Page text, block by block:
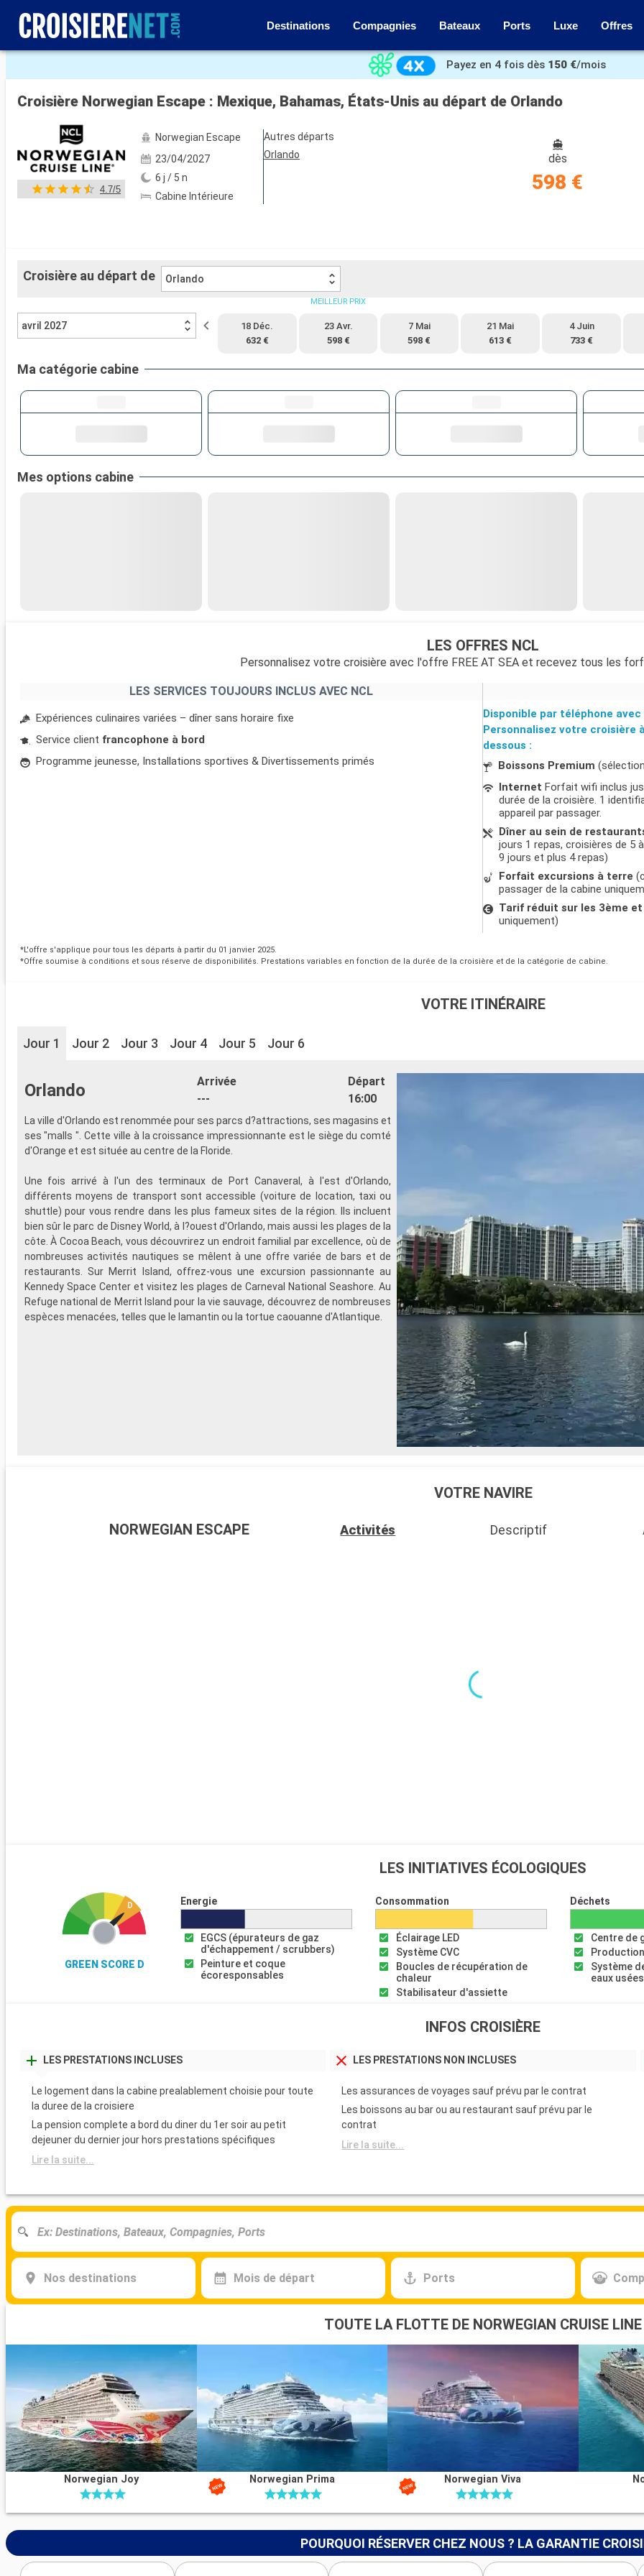
Destinations Compagnies Bateaux Ports Luxe Offres
Voir les 55 autres photos
Payez en 4 fois dès 150 €/mois
Croisière Norwegian Escape : Mexique, Bahamas, États-Unis au départ de Orlando
4.7/5
Norwegian Escape
23/04/2027
6 j / 5 n
Cabine Intérieure
Autres départs
Orlando
dès
598 €
Croisière au départ de Orlando
avril 2027
18 Déc.
632 €
MEILLEUR PRIX
23 Avr.
598 €
7 Mai
598 €
21 Mai
613 €
4 Juin
733 €
Ma catégorie cabine
Mes options cabine
LES OFFRES NCL
Personnalisez votre croisière avec l'offre FREE AT SEA et recevez tous les
LES SERVICES TOUJOURS INCLUS AVEC NCL
Expériences culinaires variées – dîner sans horaire fixe
Service client francophone à bord
Programme jeunesse, Installations sportives & Divertissements primés
Disponible par téléphone
Personnalisez votre croisière
dessous :
Boissons Premium
Internet Forfait wifi inclus
durée de la croisière. 1
appareil par passager.
Dîner au sein de
jours 1 repas, croisières de 5
9 jours et plus 4 repas)
Forfait excursions à terre
passager de la cabine
Tarif réduit sur les 3ème
uniquement)
*L'offre s'applique pour tous les départs à partir du 01 janvier 2025.
*Offre soumise à conditions et sous réserve de disponibilités. Prestations variables en fonction de la durée de la croisière et de la catégorie de cabine.
VOTRE ITINÉRAIRE
Jour 1 Jour 2 Jour 3 Jour 4 Jour 5 Jour 6
Orlando
Arrivée
---
Départ
16:00
La ville d'Orlando est renommée pour ses parcs d?attractions, ses magasins et
ses "malls ". Cette ville à la croissance impressionnante est le siège du comté
d'Orange et est située au centre de la Floride.
Une fois arrivé à l'un des terminaux de Port Canaveral, à l'est d'Orlando,
différents moyens de transport sont accessible (voiture de location, taxi ou
shuttle) pour vous rendre dans les plus fameux sites de la région. Ils incluent
bien sûr le parc de Disney World, à l?ouest d'Orlando, mais aussi les plages de la
côte. À Cocoa Beach, vous découvrirez un endroit familial par excellence, où de
nombreuses activités nautiques se mêlent à une offre variée de bars et de
restaurants. Sur Merrit Island, offrez-vous une excursion passionnante au
Kennedy Space Center et visitez les plages de Carneval National Seashore. Au
Refuge national de Merrit Island pour la vie sauvage, découvrez de nombreuses
espèces menacées, telles que le lamantin ou la tortue caouanne d'Atlantique.
VOTRE NAVIRE
NORWEGIAN ESCAPE Activités Descriptif
LES INITIATIVES ÉCOLOGIQUES
GREEN SCORE D
Energie
EGCS (épurateurs de gaz
d'échappement / scrubbers)
Peinture et coque
écoresponsables
Consommation
Éclairage LED
Système CVC
Boucles de récupération de
chaleur
Stabilisateur d'assiette
Déchets
Centre de
Système
eaux usées
INFOS CROISIÈRE
LES PRESTATIONS INCLUSES
Le logement dans la cabine prealablement choisie pour toute
la duree de la croisiere
La pension complete a bord du diner du 1er soir au petit
dejeuner du dernier jour hors prestations spécifiques
Lire la suite...
LES PRESTATIONS NON INCLUSES
Les assurances de voyages sauf prévu par le contrat
Les boissons au bar ou au restaurant sauf prévu par le
contrat
Lire la suite...
Nos destinations Mois de départ Ports
TOUTE LA FLOTTE DE NORWEGIAN CRUISE LINE
Norwegian Joy Norwegian Prima Norwegian Viva
POURQUOI RÉSERVER CHEZ NOUS ? LA GARANTIE